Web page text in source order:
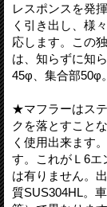
レスポンスを発
く引き出し、様
応します。この
は、知らずに知
45φ、集合部50φ
★マフラーはス
クを落とすこと
く使用出来ます
す。これがＬ6エ
は有りません。
質SUS304HL。